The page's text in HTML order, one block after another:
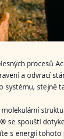
procesů
a odvrací
systému, stejně
se spouští
s energií